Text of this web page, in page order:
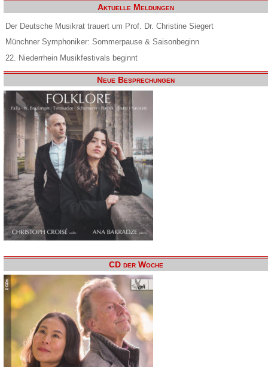
Aktuelle Meldungen
Der Deutsche Musikrat trauert um Prof. Dr. Christine Siegert
Münchner Symphoniker: Sommerpause & Saisonbeginn
22. Niederrhein Musikfestivals beginnt
Neue Besprechungen
CD der Woche